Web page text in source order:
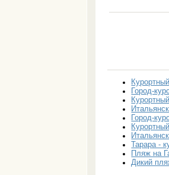
Город-
Город-
Тарара -
Пляж на
Дикий